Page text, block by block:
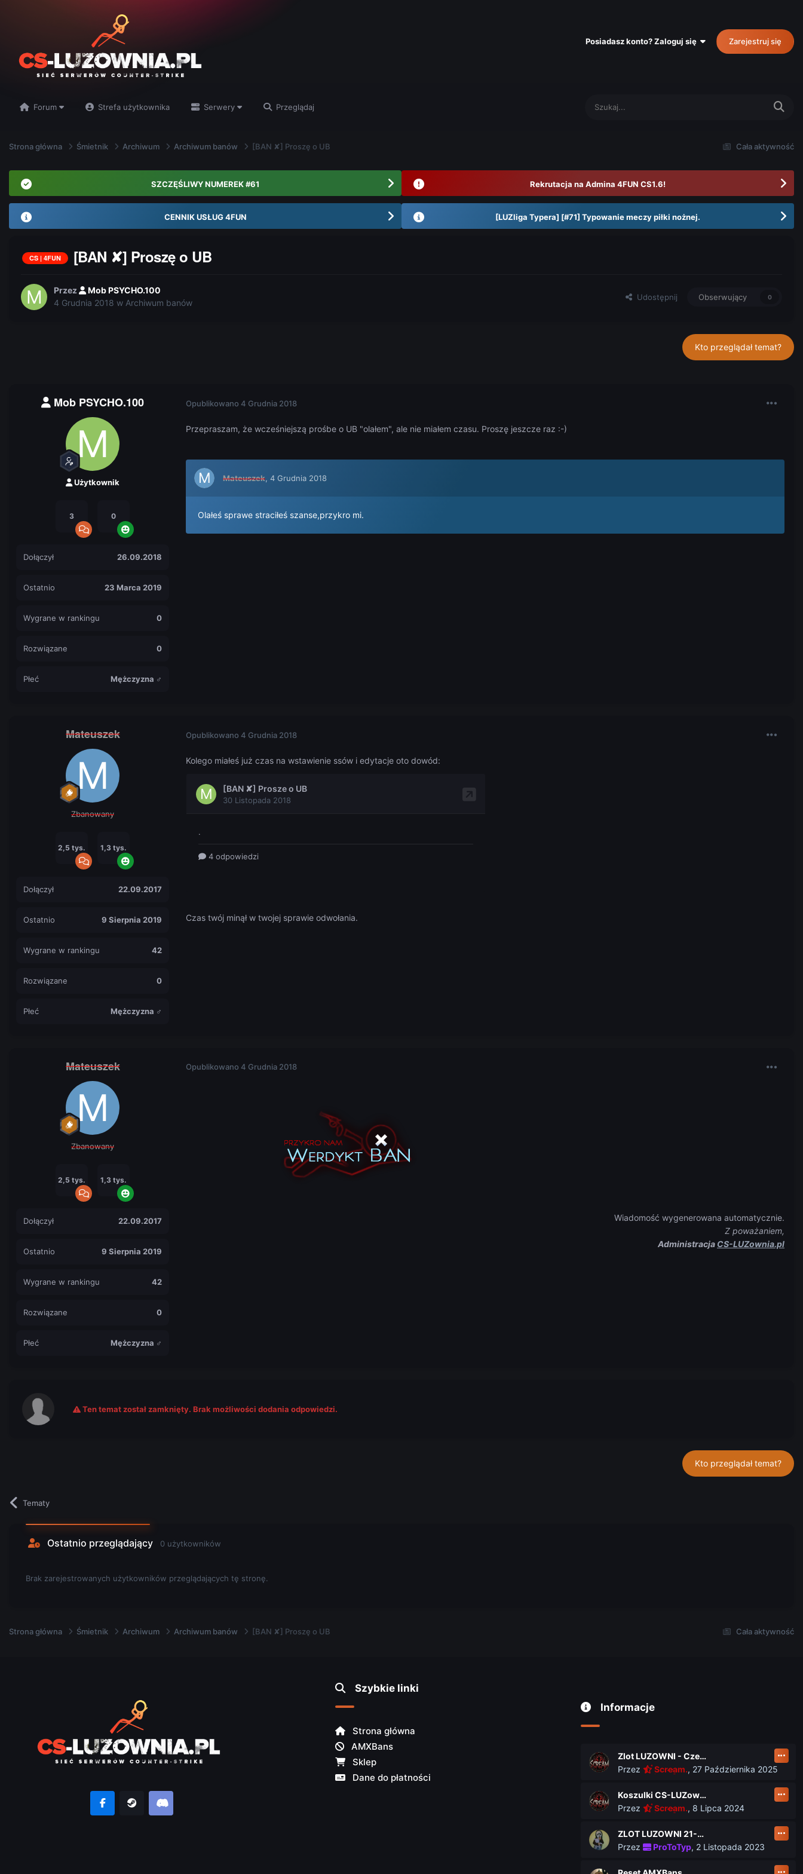
Posiadasz konto? Zaloguj się Zarejestruj się
Forum Strefa użytkownika Serwery Przeglądaj
Cała aktywność
Strona główna Śmietnik Archiwum Archiwum banów [BAN ✘] Proszę o UB
SZCZĘŚLIWY NUMEREK #61 Rekrutacja na Admina 4FUN CS1.6!
CENNIK USŁUG 4FUN [LUZliga Typera] [#71] Typowanie meczy piłki nożnej.
CS | 4FUN [BAN ✘] Proszę o UB
Przez
Mob PSYCHO.100
4 Grudnia 2018 w Archiwum banów
Udostępnij Obserwujący 0
Kto przeglądał temat?
Mob PSYCHO.100
Użytkownik
3 0
Dołączył 26.09.2018
Ostatnio 23 Marca 2019
Wygrane w rankingu 0
Rozwiązane 0
Płeć Mężczyzna ♂
Opublikowano 4 Grudnia 2018
Przepraszam, że wcześniejszą prośbe o UB "olałem", ale nie miałem czasu. Proszę jeszcze raz :-)
Mateuszek, 4 Grudnia 2018
Olałeś sprawe straciłeś szanse,przykro mi.
Mateuszek
Zbanowany
2,5 tys. 1,3 tys.
Dołączył 22.09.2017
Ostatnio 9 Sierpnia 2019
Wygrane w rankingu 42
Rozwiązane 0
Płeć Mężczyzna ♂
Opublikowano 4 Grudnia 2018
Kolego miałeś już czas na wstawienie ssów i edytacje oto dowód:
Czas twój minął w twojej sprawie odwołania.
Mateuszek
Zbanowany
2,5 tys. 1,3 tys.
Dołączył 22.09.2017
Ostatnio 9 Sierpnia 2019
Wygrane w rankingu 42
Rozwiązane 0
Płeć Mężczyzna ♂
Opublikowano 4 Grudnia 2018
Wiadomość wygenerowana automatycznie.
Z poważaniem,
Administracja CS-LUZownia.pl
Ten temat został zamknięty. Brak możliwości dodania odpowiedzi.
Kto przeglądał temat?
Tematy
Ostatnio przeglądający 0 użytkowników
Brak zarejestrowanych użytkowników przeglądających tę stronę.
Cała aktywność
Strona główna Śmietnik Archiwum Archiwum banów [BAN ✘] Proszę o UB
Szybkie linki
Strona główna
AMXBans
Sklep
Dane do płatności
Informacje
Zlot LUZOWNI - Czerwiec 2026
Przez
Scream., 27 Października 2025
Koszulki CS-LUZownia.pl
Przez
Scream., 8 Lipca 2024
ZLOT LUZOWNI 21-23 czerwca
Przez
ProToTyp, 2 Listopada 2023